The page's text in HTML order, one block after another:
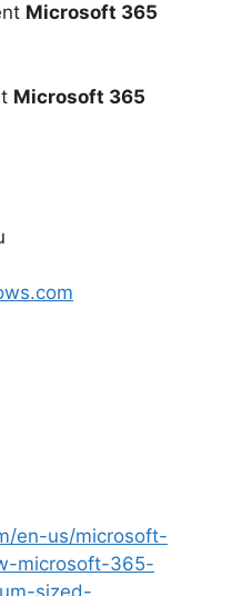
Microsoft 365
Microsoft 365
en-us/microsoft-
microsoft-365-